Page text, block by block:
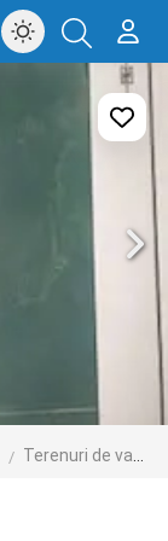
Terenuri de vanzare